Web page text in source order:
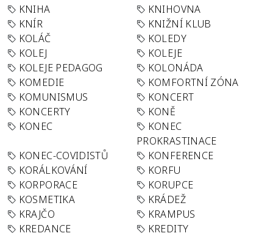
KNIHA
KNIHOVNA
KNÍR
KNIŽNÍ KLUB
KOLÁČ
KOLEDY
KOLEJ
KOLEJE
KOLEJE PEDAGOG
KOLONÁDA
KOMEDIE
KOMFORTNÍ ZÓNA
KOMUNISMUS
KONCERT
KONCERTY
KONĚ
KONEC
KONEC
PROKRASTINACE
KONEC-COVIDISTŮ
KONFERENCE
KORÁLKOVÁNÍ
KORFU
KORPORACE
KORUPCE
KOSMETIKA
KRÁDEŽ
KRAJČO
KRAMPUS
KREDANCE
KREDITY